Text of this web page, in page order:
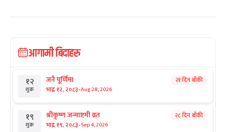
आगामी बिदाहरु
१२
शुक्र
जनै पूर्णिमा
भाद्र १२, २०८३-Aug 28, 2026
२१ दिन बाँकी
१९
शुक्र
श्रीकृष्ण जन्माष्टमी व्रत
भाद्र १९, २०८३-Sep 4, 2026
२८ दिन बाँकी